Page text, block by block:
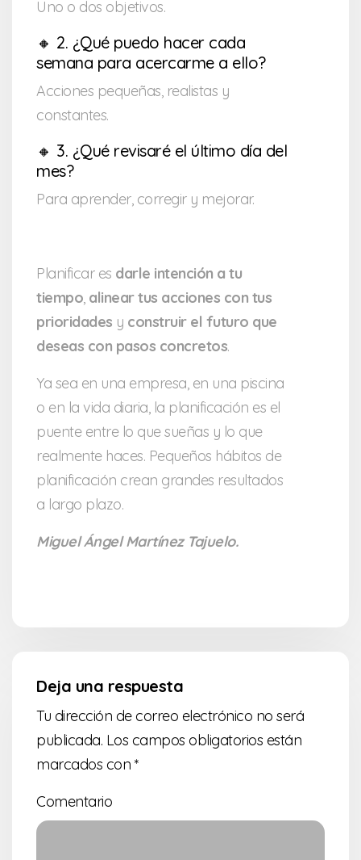
Uno o dos objetivos.
🔸 2. ¿Qué puedo hacer cada
semana para acercarme a ello?
Acciones pequeñas, realistas y
constantes.
🔸 3. ¿Qué revisaré el último día del
mes?
Para aprender, corregir y mejorar.
Planificar es darle intención a tu
tiempo, alinear tus acciones con tus
prioridades y construir el futuro que
deseas con pasos concretos.
Ya sea en una empresa, en una piscina
o en la vida diaria, la planificación es el
puente entre lo que sueñas y lo que
realmente haces. Pequeños hábitos de
planificación crean grandes resultados
a largo plazo.
Miguel Ángel Martínez Tajuelo.
Deja una respuesta
Tu dirección de correo electrónico no será
publicada. Los campos obligatorios están
marcados con *
Comentario